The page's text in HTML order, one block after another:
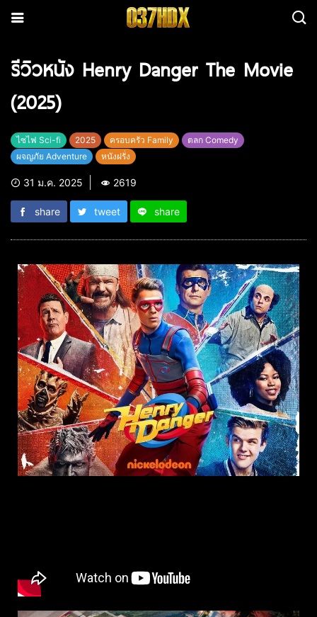
รีวิวหนัง Henry Danger The Movie
(2025)
ไซไฟ Sci-fi 2025 ครอบครัว Family
ตลก Comedy
ผจญภัย Adventure
หนังฝรั่ง
31 ม.ค. 2025 2619
share tweet share